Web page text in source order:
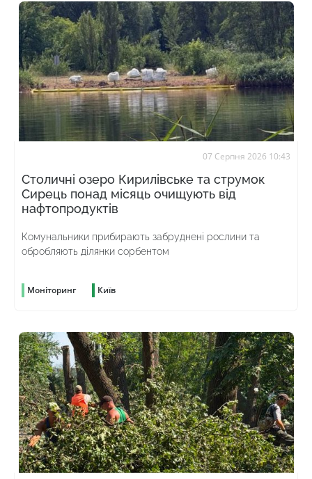
07 Серпня 2026 10:43
Столичні озеро Кирилівське та струмок
Сирець понад місяць очищують від
нафтопродуктів
Комунальники прибирають забруднені рослини та
обробляють ділянки сорбентом
Моніторинг Київ